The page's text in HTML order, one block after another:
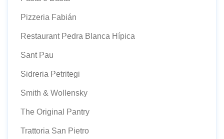
Pizzeria Fabián
Restaurant Pedra Blanca Hípica
Sant Pau
Sidreria Petritegi
Smith & Wollensky
The Original Pantry
Trattoria San Pietro